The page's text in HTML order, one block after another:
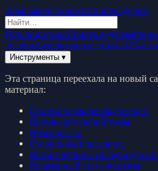
Арье БарацТеология постмодерна
ПублицистикаПонять иудаизм
очеркиЛитературные опытыОб
Инструменты ▾
Эта страница переехала на новый
материал:
Сионистская необходимость
Время кромешной тьмы
Нулевой час
Староновый праздник
Возвращение в священную
Кошмарный сон сионизма